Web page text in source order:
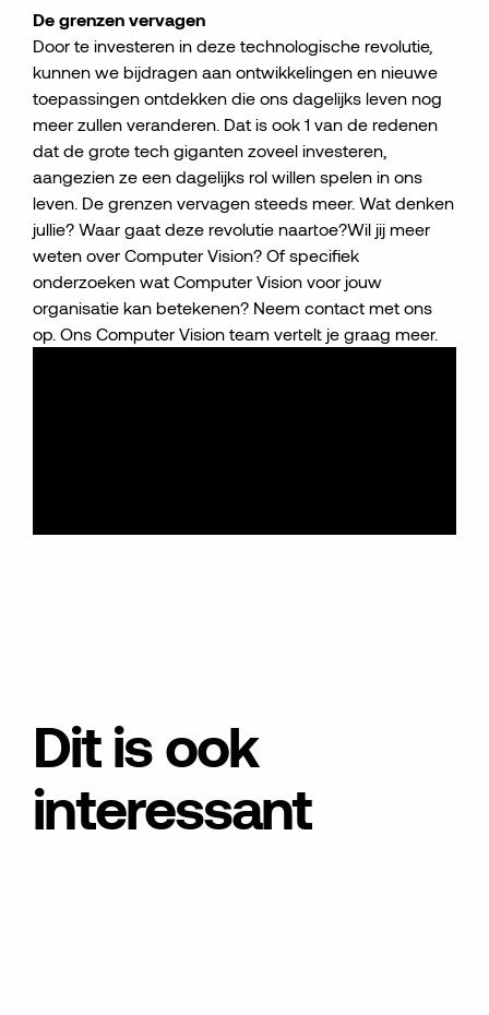
De grenzen vervagen
Door te investeren in deze technologische revolutie,
kunnen we bijdragen aan ontwikkelingen en nieuwe
toepassingen ontdekken die ons dagelijks leven nog
meer zullen veranderen. Dat is ook 1 van de redenen
dat de grote tech giganten zoveel investeren,
aangezien ze een dagelijks rol willen spelen in ons
leven. De grenzen vervagen steeds meer. Wat denken
jullie? Waar gaat deze revolutie naartoe?Wil jij meer
weten over Computer Vision? Of specifiek
onderzoeken wat Computer Vision voor jouw
organisatie kan betekenen? Neem contact met ons
op. Ons Computer Vision team vertelt je graag meer.
Dit is ook
interessant